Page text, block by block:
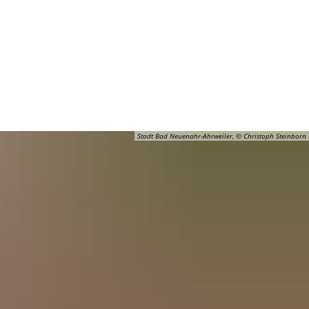
Stadt Bad Neuenahr-Ahrweiler, © Christoph Steinborn